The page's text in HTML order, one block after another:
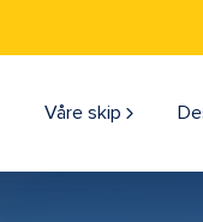
Våre skip